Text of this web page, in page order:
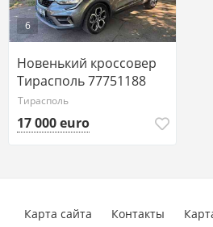
6
Новенький кроссовер
Тирасполь 77751188
ватсап
Тирасполь
17 000 euro
Карта сайта Контакты